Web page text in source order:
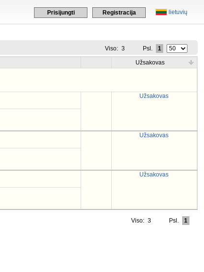
lietuvių
Prisijungti Registracija
Viso: 3 Psl. 1
Užsakovas
Užsakovas
Užsakovas
Užsakovas
Viso: 3 Psl. 1